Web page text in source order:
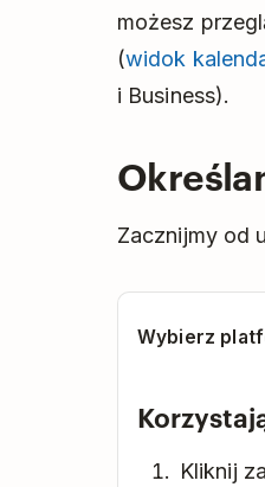
możesz
(widok
i Business).
Zacznijmy od
Wybierz
Kliknij